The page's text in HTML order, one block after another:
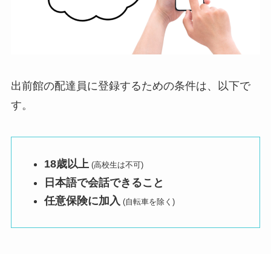
出前館の配達員に登録するための条件は、以下で
す。
18歳以上 (高校生は不可)
日本語で会話できること
任意保険に加入 (自転車を除く)